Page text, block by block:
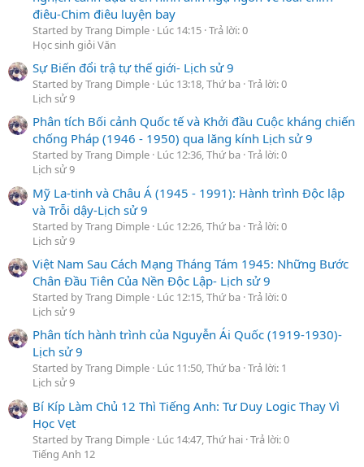
điêu-Chim điêu luyện bay
Started by Trang Dimple Lúc 14:15 Trả lời: 0
Học sinh giỏi Văn
Sự Biến đổi trậ tự thế giới- Lịch sử 9
Started by Trang Dimple Lúc 13:18, Thứ ba Trả lời: 0
Lịch sử 9
Phân tích Bối cảnh Quốc tế và Khởi đầu Cuộc kháng chiến
chống Pháp (1946 - 1950) qua lăng kính Lịch sử 9
Started by Trang Dimple Lúc 12:36, Thứ ba Trả lời: 0
Lịch sử 9
Mỹ La-tinh và Châu Á (1945 - 1991): Hành trình Độc lập
và Trỗi dậy-Lịch sử 9
Started by Trang Dimple Lúc 12:26, Thứ ba Trả lời: 0
Lịch sử 9
Việt Nam Sau Cách Mạng Tháng Tám 1945: Những Bước
Chân Đầu Tiên Của Nền Độc Lập- Lịch sử 9
Started by Trang Dimple Lúc 12:15, Thứ ba Trả lời: 0
Lịch sử 9
Phân tích hành trình của Nguyễn Ái Quốc (1919-1930)-
Lịch sử 9
Started by Trang Dimple Lúc 11:50, Thứ ba Trả lời: 1
Lịch sử 9
Bí Kíp Làm Chủ 12 Thì Tiếng Anh: Tư Duy Logic Thay Vì
Học Vẹt
Started by Trang Dimple Lúc 14:47, Thứ hai Trả lời: 0
Tiếng Anh 12